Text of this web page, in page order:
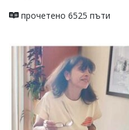
под
въвеждат
читателите
редакцията
носи
отговорност
прочетено 6525 пъти